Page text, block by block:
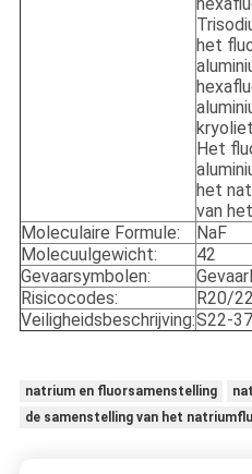
het
Het
het
van
Moleculaire Formule:
NaF
Molecuulgewicht:
42
Gevaarsymbolen:
Risicocodes:
R20/
Veiligheidsbeschrijving:S22-
natrium en fluorsamenstelling
de samenstelling van het